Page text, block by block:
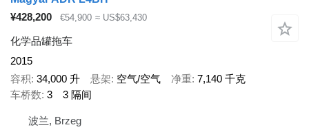
¥428,200
€54,900 ≈ US$63,430
化学品罐拖车
2015
容积 34,000 升 悬架 空气/空气 净重 7,140 千克
车桥数 3 3 隔间
波兰, Brzeg